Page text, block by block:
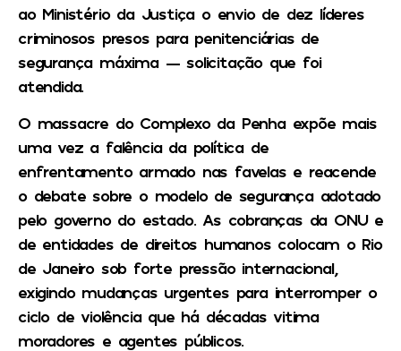
ao Ministério da Justiça o envio de dez líderes
criminosos presos para penitenciárias de
segurança máxima — solicitação que foi
atendida.
O massacre do Complexo da Penha expõe mais
uma vez a falência da política de
enfrentamento armado nas favelas e reacende
o debate sobre o modelo de segurança adotado
pelo governo do estado. As cobranças da ONU e
de entidades de direitos humanos colocam o Rio
de Janeiro sob forte pressão internacional,
exigindo mudanças urgentes para interromper o
ciclo de violência que há décadas vitima
moradores e agentes públicos.